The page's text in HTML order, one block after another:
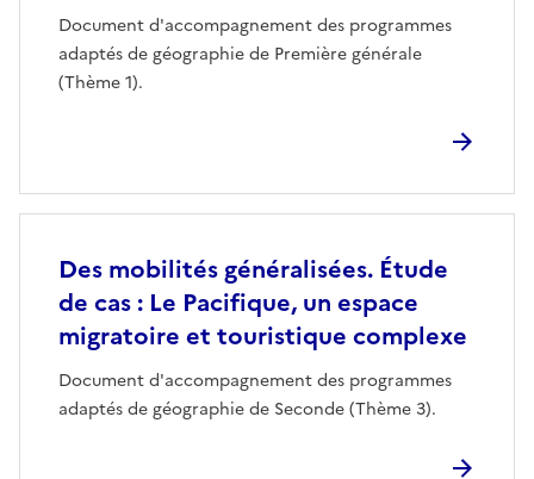
Document d'accompagnement des programmes
adaptés de géographie de Première générale
(Thème 1).
Des mobilités généralisées. Étude
de cas : Le Pacifique, un espace
migratoire et touristique complexe
Document d'accompagnement des programmes
adaptés de géographie de Seconde (Thème 3).